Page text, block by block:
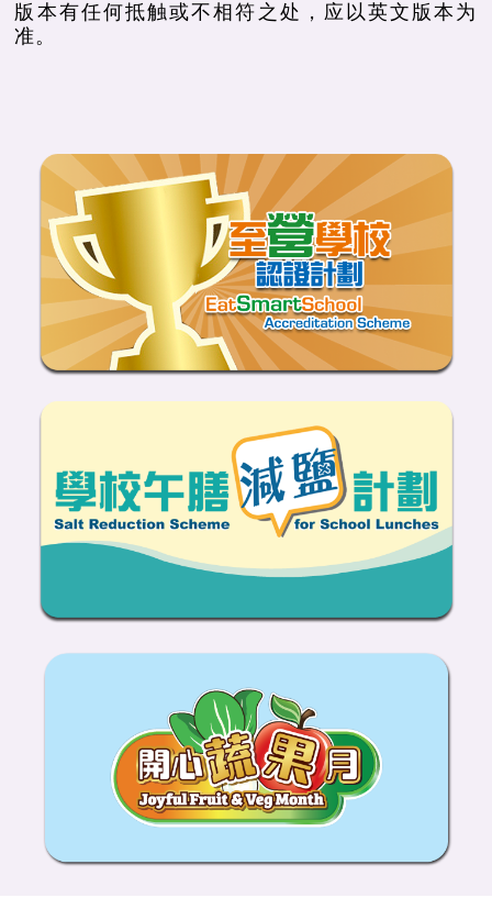
版本有任何抵触或不相符之处，应以英文版本为
准。